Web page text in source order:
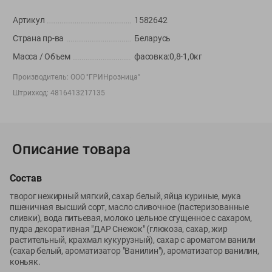
Корпоративный сайт Green
© 2026ООО «ГРИНрозница» - Доставка продуктов питания в
Номер уполномоченных рассматривать обращения покупателей в
юридических лиц: Отдел торговли и услуг Администрации
Номер и адрес электронной почты лица, уполномоченного
продавцом рассматривать обращения покупателей о нарушении их
прав, предусмотренных законодательством о защите прав
потребителей: +375 44 560-60-61, shop@green-dostavka.by.
Способы оплаты товара:
Артикул
1582642
Страна пр-ва
Беларусь
Масса / Объем
фасовка:0,8-1,0кг
Производитель: ООО "ГРИНрозница"
Штрихкод:4816413217135
Описание товара
Состав
творог нежирный мягкий, сахар белый, яйца куриные, мука
пшеничная высший сорт, масло сливочное (пастеризованные
сливки), вода питьевая, молоко цельное сгущенное с сахаром,
пудра декоративная "ДАР Снежок" (глюкоза, сахар, жир
растительный, крахмал кукурузный), сахар с ароматом ванили
(сахар белый, ароматизатор "Ванилин"), ароматизатор ванилин,
коньяк.